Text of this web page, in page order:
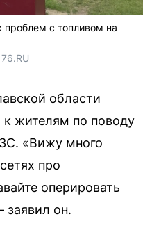
проблем с топливом на
области
жителям по поводу
«Вижу много
про
оперировать
заявил он.